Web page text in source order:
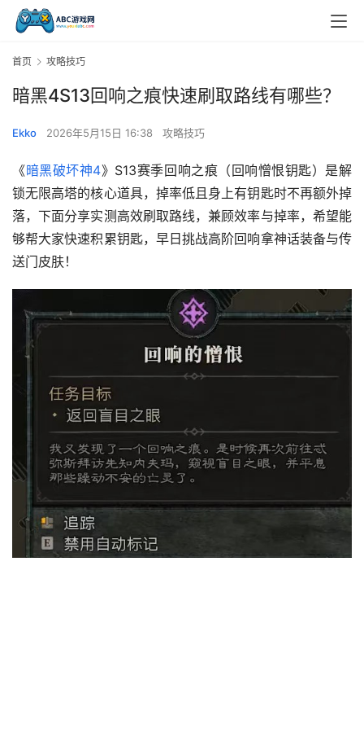
首页 攻略技巧
暗黑4S13回响之痕快速刷取路线有哪些？
Ekko 2026年5月15日 16:38 攻略技巧
《暗黑破坏神4》S13赛季回响之痕（回响憎恨钥匙）是解
锁无限高塔的核心道具，掉率低且身上有钥匙时不再额外掉
落，下面分享实测高效刷取路线，兼顾效率与掉率，希望能
够帮大家快速积累钥匙，早日挑战高阶回响拿神话装备与传
送门皮肤！